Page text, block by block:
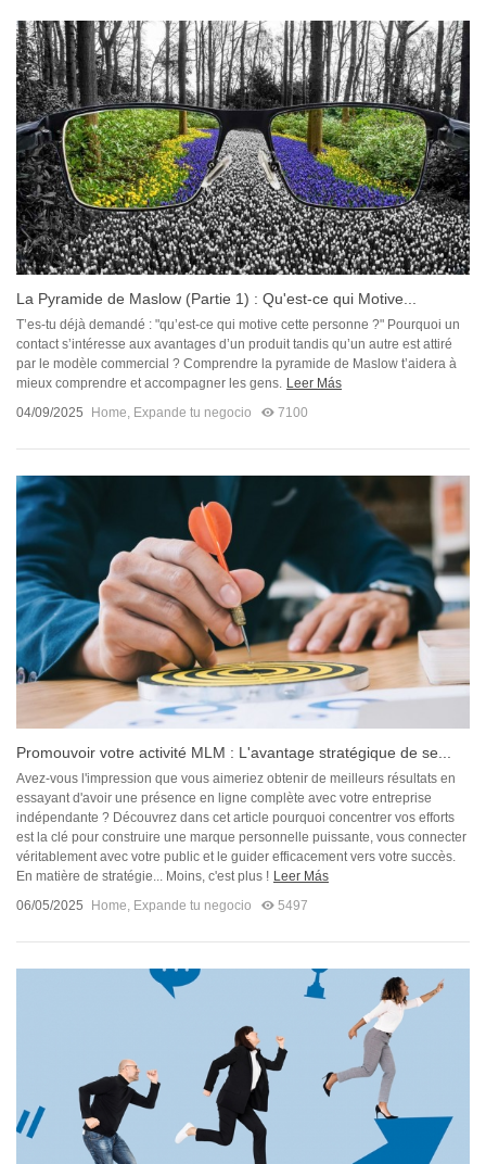
La Pyramide de Maslow (Partie 1) : Qu'est-ce qui Motive...
T’es-tu déjà demandé : "qu’est-ce qui motive cette personne ?" Pourquoi un
contact s’intéresse aux avantages d’un produit tandis qu’un autre est attiré
par le modèle commercial ? Comprendre la pyramide de Maslow t’aidera à
mieux comprendre et accompagner les gens. Leer Más
04/09/2025
Home, Expande tu negocio 7100
Promouvoir votre activité MLM : L'avantage stratégique de se...
Avez-vous l'impression que vous aimeriez obtenir de meilleurs résultats en
essayant d'avoir une présence en ligne complète avec votre entreprise
indépendante ? Découvrez dans cet article pourquoi concentrer vos efforts
est la clé pour construire une marque personnelle puissante, vous connecter
véritablement avec votre public et le guider efficacement vers votre succès.
En matière de stratégie... Moins, c'est plus ! Leer Más
06/05/2025
Home, Expande tu negocio 5497